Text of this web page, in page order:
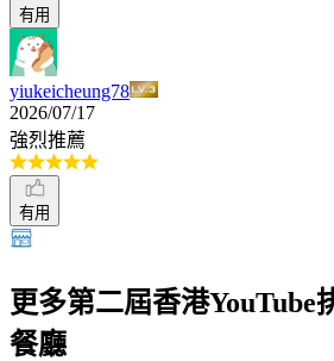
有用
yiukeicheung78
2026/07/17
強烈推薦
有用
更多第二屆香港YouTube
餐廳